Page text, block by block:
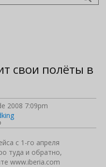
свои полёты в
2008 7:09pm
с 1-го апреля
туда и обратно,
www.iberia.com